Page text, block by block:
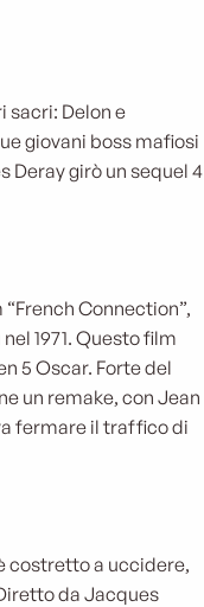
sacri: Delon e
giovani boss mafiosi
Deray girò un sequel 4
Connection”,
1971. Questo film
5 Oscar. Forte del
un remake, con Jean
fermare il traffico di
costretto a uccidere,
da Jacques